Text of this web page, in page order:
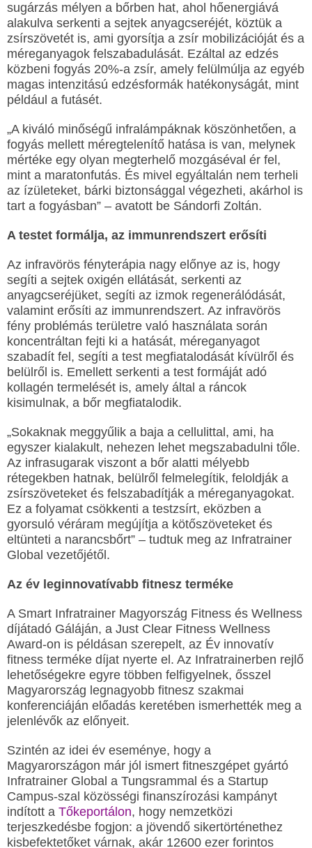
sugárzás mélyen a bőrben hat, ahol hőenergiává
alakulva serkenti a sejtek anyagcseréjét, köztük a
zsírszövetét is, ami gyorsítja a zsír mobilizációját és a
méreganyagok felszabadulását. Ezáltal az edzés
közbeni fogyás 20%-a zsír, amely felülmúlja az egyéb
magas intenzitású edzésformák hatékonyságát, mint
például a futásét.
„A kiváló minőségű infralámpáknak köszönhetően, a
fogyás mellett méregtelenítő hatása is van, melynek
mértéke egy olyan megterhelő mozgáséval ér fel,
mint a maratonfutás. És mivel egyáltalán nem terheli
az ízületeket, bárki biztonsággal végezheti, akárhol is
tart a fogyásban” – avatott be Sándorfi Zoltán.
A testet formálja, az immunrendszert erősíti
Az infravörös fényterápia nagy előnye az is, hogy
segíti a sejtek oxigén ellátását, serkenti az
anyagcseréjüket, segíti az izmok regenerálódását,
valamint erősíti az immunrendszert. Az infravörös
fény problémás területre való használata során
koncentráltan fejti ki a hatását, méreganyagot
szabadít fel, segíti a test megfiatalodását kívülről és
belülről is. Emellett serkenti a test formáját adó
kollagén termelését is, amely által a ráncok
kisimulnak, a bőr megfiatalodik.
„Sokaknak meggyűlik a baja a cellulittal, ami, ha
egyszer kialakult, nehezen lehet megszabadulni tőle.
Az infrasugarak viszont a bőr alatti mélyebb
rétegekben hatnak, belülről felmelegítik, feloldják a
zsírszöveteket és felszabadítják a méreganyagokat.
Ez a folyamat csökkenti a testzsírt, eközben a
gyorsuló véráram megújítja a kötőszöveteket és
eltünteti a narancsbőrt” – tudtuk meg az Infratrainer
Global vezetőjétől.
Az év leginnovatívabb fitnesz terméke
A Smart Infratrainer Magyország Fitness és Wellness
díjátadó Gáláján, a Just Clear Fitness Wellness
Award-on is példásan szerepelt, az Év innovatív
fitness terméke díjat nyerte el. Az Infratrainerben rejlő
lehetőségekre egyre többen felfigyelnek, ősszel
Magyarország legnagyobb fitnesz szakmai
konferenciáján előadás keretében ismerhették meg a
jelenlévők az előnyeit.
Szintén az idei év eseménye, hogy a
Magyarországon már jól ismert fitneszgépet gyártó
Infratrainer Global a Tungsrammal és a Startup
Campus-szal közösségi finanszírozási kampányt
indított a Tőkeportálon, hogy nemzetközi
terjeszkedésbe fogjon: a jövendő sikertörténethez
kisbefektetőket várnak, akár 12600 ezer forintos